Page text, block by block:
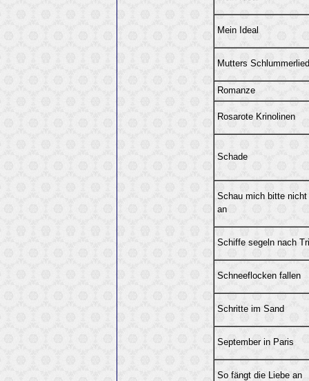
Mein Ideal
Mutters
Romanze
Rosarote Krinolinen
Schade
Schau mich bitte nicht
an
Schiffe segeln nach
Schneeflocken fallen
Schritte im Sand
September in Paris
So fängt die Liebe an